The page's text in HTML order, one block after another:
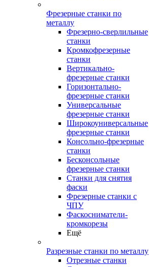
Фрезерные станки по
металлу
Фрезерно-сверлильные
станки
Кромкофрезерные
станки
Вертикально-
фрезерные станки
Горизонтально-
фрезерные станки
Универсальные
фрезерные станки
Широкоуниверсальные
фрезерные станки
Консольно-фрезерные
станки
Бесконсольные
фрезерные станки
Станки для снятия
фаски
Фрезерные станки с
ЧПУ
Фаскосниматели-
кромкорезы
Ещё
Разрезные станки по металлу
Отрезные станки